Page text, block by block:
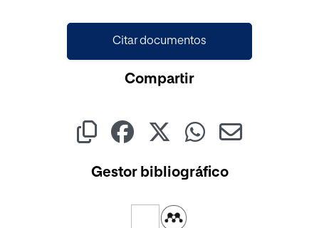
Citar documentos
Compartir
Gestor bibliográfico